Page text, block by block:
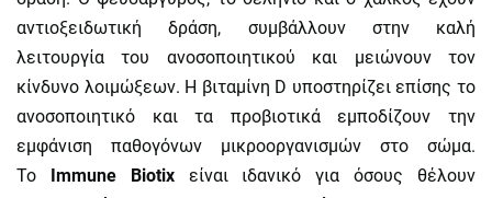
αντιοξειδωτική δράση, συμβάλλουν στην καλή
λειτουργία του ανοσοποιητικού και μειώνουν τον
κίνδυνο λοιμώξεων. Η βιταμίνη D υποστηρίζει επίσης το
ανοσοποιητικό και τα προβιοτικά εμποδίζουν την
εμφάνιση παθογόνων μικροοργανισμών στο σώμα.
To Immune Biotixείναι ιδανικό για όσους θέλουν